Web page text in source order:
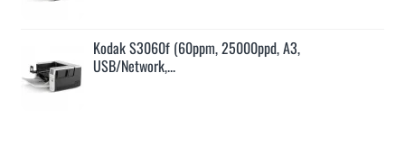
Kodak S3060f (60ppm, 25000ppd, A3,
USB/Network,...